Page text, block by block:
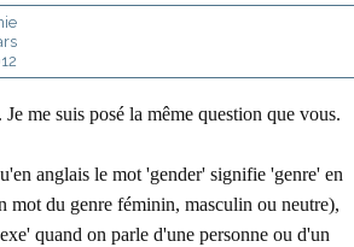
Je me suis posé la même question que vous.
anglais le mot 'gender' signifie 'genre' en
mot du genre féminin, masculin ou neutre),
quand on parle d'une personne ou d'un